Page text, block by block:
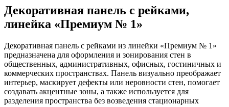
Декоративная панель с рейками,
линейка «Премиум № 1»
Декоративная панель с рейками из линейки «Премиум № 1»
предназначена для оформления и зонирования стен в
общественных, административных, офисных, гостиничных и
коммерческих пространствах. Панель визуально преображает
интерьер, маскирует дефекты или неровности стен, помогает
создавать акцентные зоны, а также используется для
разделения пространства без возведения стационарных